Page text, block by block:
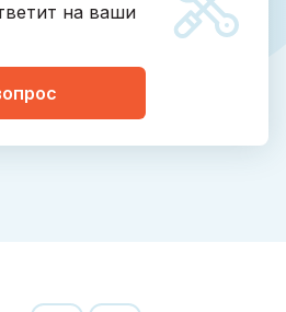
на ваши